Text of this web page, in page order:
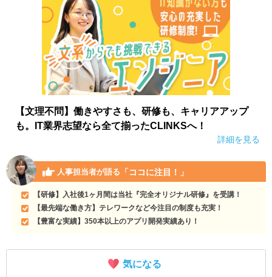
【文理不問】働きやすさも、研修も、キャリアアップ
も。IT業界志望なら全て揃ったCLINKSへ！
詳細を見る
人事担当者が語る 「ココに注目！」
【研修】入社後1ヶ月間は当社『完全オリジナル研修』を受講！
【最先端な働き方】テレワークなど今注目の制度も充実！
【豊富な実績】350本以上のアプリ開発実績あり！
気になる